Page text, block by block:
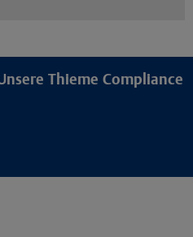
Thieme Compliance